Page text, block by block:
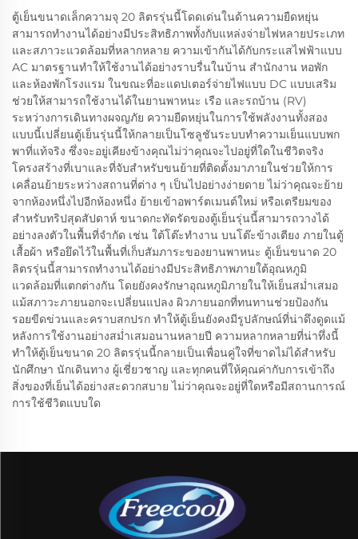
ตู้เย็นขนาดเล็กความจุ 20 ลิตรรุ่นนี้โดดเด่นในด้านความยืดหยุ่น
สามารถทำงานได้อย่างมีประสิทธิภาพทั้งกับแหล่งจ่ายไฟหลายประเภท
และสภาวะแวดล้อมที่หลากหลาย ความเข้ากันได้กับกระแสไฟฟ้าแบบ
AC มาตรฐานทำให้ใช้งานได้อย่างราบรื่นในบ้าน สำนักงาน หอพัก
และห้องพักโรงแรม ในขณะที่อะแดปเตอร์จ่ายไฟแบบ DC แบบเสริม
ช่วยให้สามารถใช้งานได้ในยานพาหนะ เรือ และรถบ้าน (RV)
ระหว่างการเดินทางผจญภัย ความยืดหยุ่นในการใช้พลังงานทั้งสอง
แบบนี้เปลี่ยนตู้เย็นรุ่นนี้ให้กลายเป็นโซลูชันระบบทำความเย็นแบบพก
พาที่แท้จริง ซึ่งจะอยู่เคียงข้างคุณไม่ว่าคุณจะไปอยู่ที่ใดในชีวิตจริง
โครงสร้างที่เบาและที่จับสำหรับขนย้ายที่ติดตั้งมาภายในช่วยให้การ
เคลื่อนย้ายระหว่างสถานที่ต่าง ๆ เป็นไปอย่างง่ายดาย ไม่ว่าคุณจะย้าย
จากห้องหนึ่งไปอีกห้องหนึ่ง ย้ายเข้าอพาร์ตเมนต์ใหม่ หรือเตรียมของ
สำหรับทริปสุดสัปดาห์ ขนาดกะทัดรัดของตู้เย็นรุ่นนี้สามารถวางได้
อย่างลงตัวในพื้นที่จำกัด เช่น ใต้โต๊ะทำงาน บนโต๊ะข้างเตียง ภายในตู้
เสื้อผ้า หรือยึดไว้ในพื้นที่เก็บสัมภาระของยานพาหนะ ตู้เย็นขนาด 20
ลิตรรุ่นนี้สามารถทำงานได้อย่างมีประสิทธิภาพภายใต้อุณหภูมิ
แวดล้อมที่แตกต่างกัน โดยยังคงรักษาอุณหภูมิภายในให้เย็นสม่ำเสมอ
แม้สภาวะภายนอกจะเปลี่ยนแปลง ผิวภายนอกที่ทนทานช่วยป้องกัน
รอยขีดข่วนและคราบสกปรก ทำให้ตู้เย็นยังคงมีรูปลักษณ์ที่น่าดึงดูดแม้
หลังการใช้งานอย่างสม่ำเสมอนานหลายปี ความหลากหลายที่น่าทึ่งนี้
ทำให้ตู้เย็นขนาด 20 ลิตรรุ่นนี้กลายเป็นเพื่อนคู่ใจที่ขาดไม่ได้สำหรับ
นักศึกษา นักเดินทาง ผู้เชี่ยวชาญ และทุกคนที่ให้คุณค่ากับการเข้าถึง
สิ่งของที่เย็นได้อย่างสะดวกสบาย ไม่ว่าคุณจะอยู่ที่ใดหรือมีสถานการณ์
การใช้ชีวิตแบบใด